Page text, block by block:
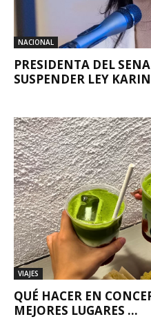
NACIONAL
PRESIDENTA DEL
SUSPENDER LEY
VIAJES
QUÉ HACER EN
MEJORES LUGARES ...